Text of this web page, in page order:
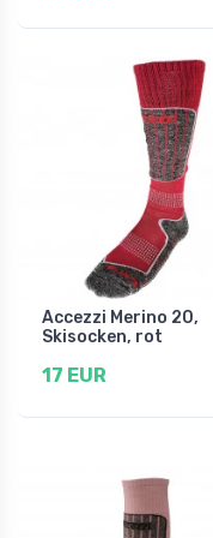
Accezzi Merino 20,
Skisocken, rot
17 EUR